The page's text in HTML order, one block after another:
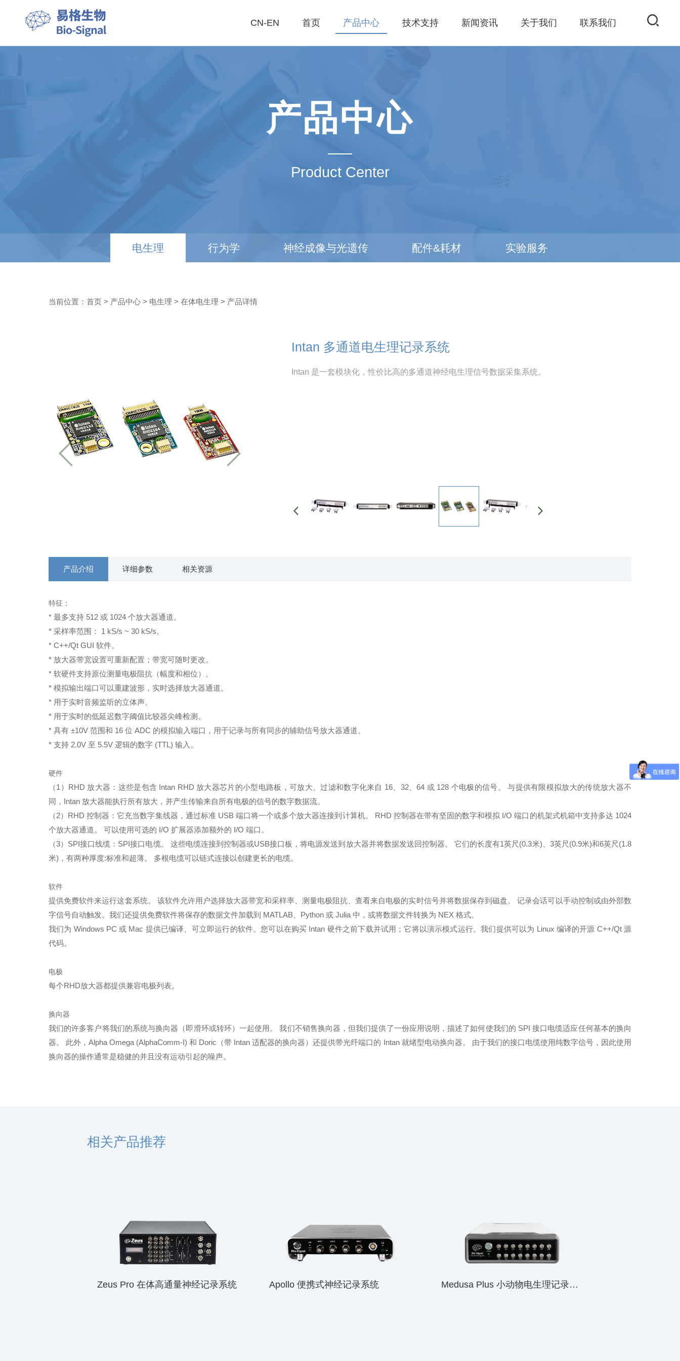
CN-EN 首页 产品中心 技术支持 新闻资讯 关于我们 联系我们
产品中心
Product Center
电生理 行为学 神经成像与光遗传 配件&耗材 实验服务
当前位置： 首页 > 产品中心 > 电生理 > 在体电生理 > 产品详情
Intan 多通道电生理记录系统
Intan 是一套模块化，性价比高的多通道神经电生理信号数据采集系统。
产品介绍 详细参数 相关资源
特征：
* 最多支持 512 或 1024 个放大器通道。
* 采样率范围： 1 kS/s ~ 30 kS/s。
* C++/Qt GUI 软件。
* 放大器带宽设置可重新配置；带宽可随时更改。
* 软硬件支持原位测量电极阻抗（幅度和相位）。
* 模拟输出端口可以重建波形，实时选择放大器通道。
* 用于实时音频监听的立体声。
* 用于实时的低延迟数字阈值比较器尖峰检测。
* 具有 ±10V 范围和 16 位 ADC 的模拟输入端口，用于记录与所有同步的辅助信号放大器通道。
* 支持 2.0V 至 5.5V 逻辑的数字 (TTL) 输入。
硬件
（1）RHD 放大器：这些是包含 Intan RHD 放大器芯片的小型电路板，可放大、过滤和数字化来自 16、32、64 或 128 个电极的信号。 与提供有限模拟放大的传统放大器不
同，Intan 放大器能执行所有放大，并产生传输来自所有电极的信号的数字数据流。
（2）RHD 控制器：它充当数字集线器，通过标准 USB 端口将一个或多个放大器连接到计算机。 RHD 控制器在带有坚固的数字和模拟 I/O 端口的机架式机箱中支持多达 1024
个放大器通道。 可以使用可选的 I/O 扩展器添加额外的 I/O 端口。
（3）SPI接口线缆： SPI接口电缆。 这些电缆连接到控制器或USB接口板，将电源发送到放大器并将数据发送回控制器。它们的长度有1英尺(0.3米)、3英尺(0.9米)和6英尺(1.8
米)，有两种厚度:标准和超薄。 多根电缆可以链式连接以创建更长的电缆。
软件
提供免费软件来运行这套系统。 该软件允许用户选择放大器带宽和采样率、测量电极阻抗、查看来自电极的实时信号并将数据保存到磁盘。 记录会话可以手动控制或由外部数
字信号自动触发。我们还提供免费软件将保存的数据文件加载到 MATLAB、Python 或 Julia 中，或将数据文件转换为 NEX 格式。
我们为 Windows PC 或 Mac 提供已编译、可立即运行的软件。您可以在购买 Intan 硬件之前下载并试用；它将以演示模式运行。我们提供可以为 Linux 编译的开源 C++/Qt 源
代码。
电极
每个RHD放大器都提供兼容电极列表。
换向器
我们的许多客户将我们的系统与换向器（即滑环或转环）一起使用。 我们不销售换向器，但我们提供了一份应用说明，描述了如何使我们的 SPI 接口电缆适应任何基本的换向
器。 此外，Alpha Omega (AlphaComm-I) 和 Doric（带 Intan 适配器的换向器）还提供带光纤端口的 Intan 就绪型电动换向器。 由于我们的接口电缆使用纯数字信号，因此使用
换向器的操作通常是稳健的并且没有运动引起的噪声。
相关产品推荐
Zeus Pro 在体高通量神经记录系统 Apollo 便携式神经记录系统 Medusa Plus 小动物电生理记录系统